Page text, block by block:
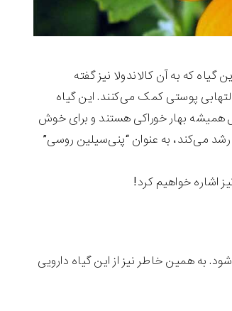
گیاه که به آن کالاندولا نیز گفته
پوستی کمک می‌کنند. این گیاه
همیشه بهار خوراکی هستند و برای خوش
رشد می‌کند، به عنوان “‌پنی‌سیلین روسی‌”‌
اشاره خواهیم کرد!
به همین خاطر نیز از این گیاه دارویی